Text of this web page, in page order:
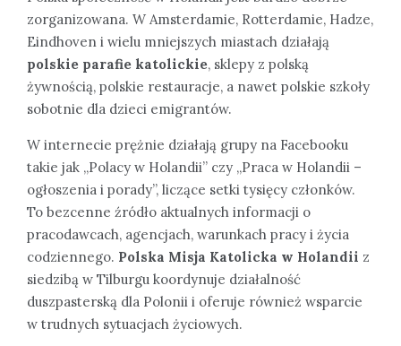
zorganizowana. W Amsterdamie, Rotterdamie, Hadze,
Eindhoven i wielu mniejszych miastach działają
polskie parafie katolickie, sklepy z polską
żywnością, polskie restauracje, a nawet polskie szkoły
sobotnie dla dzieci emigrantów.
W internecie prężnie działają grupy na Facebooku
takie jak „Polacy w Holandii” czy „Praca w Holandii –
ogłoszenia i porady”, liczące setki tysięcy członków.
To bezcenne źródło aktualnych informacji o
pracodawcach, agencjach, warunkach pracy i życia
codziennego. Polska Misja Katolicka w Holandii z
siedzibą w Tilburgu koordynuje działalność
duszpasterską dla Polonii i oferuje również wsparcie
w trudnych sytuacjach życiowych.